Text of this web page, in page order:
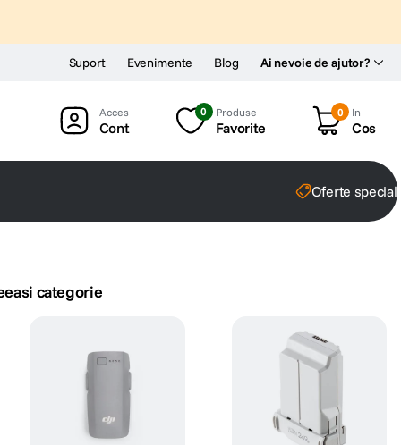
Ai nevoie de ajutor?
Suport Evenimente Blog
Cont
0 Produse
Favorite
0 In
Cos
Oferte
categorie